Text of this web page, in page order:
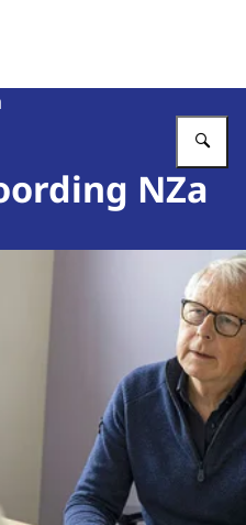
Zorgautoriteit
NZa